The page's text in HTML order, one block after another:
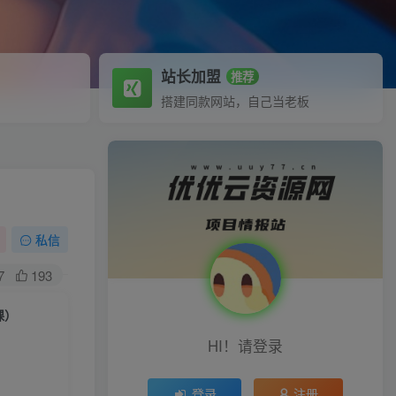
站长加盟 推荐
搭建同款网站，自己当老板
私信
193
HI！请登录